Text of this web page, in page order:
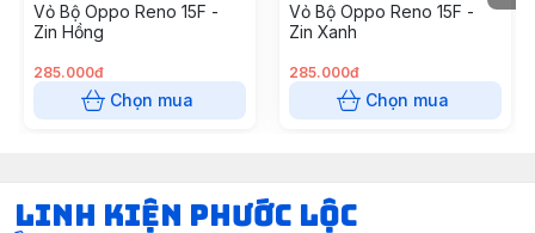
Vỏ Bộ Oppo Reno 15F -
Zin Hồng
285.000đ
Chọn mua
Vỏ Bộ Oppo Reno 15F -
Zin Xanh
285.000đ
Chọn mua
LINH KIỆN PHƯỚC LỘC